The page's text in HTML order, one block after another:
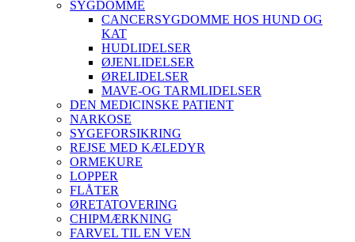
SYGDOMME
CANCERSYGDOMME HOS HUND OG
KAT
HUDLIDELSER
ØJENLIDELSER
ØRELIDELSER
MAVE-OG TARMLIDELSER
DEN MEDICINSKE PATIENT
NARKOSE
SYGEFORSIKRING
REJSE MED KÆLEDYR
ORMEKURE
LOPPER
FLÅTER
ØRETATOVERING
CHIPMÆRKNING
FARVEL TIL EN VEN